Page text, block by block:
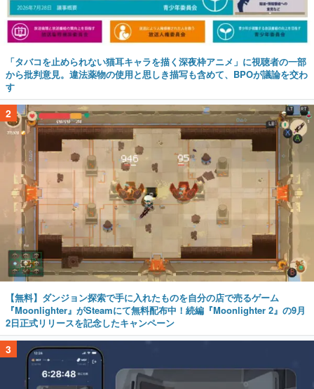
「タバコを止められない猫耳キャラを描く深夜枠アニメ」に視聴者の一部
から批判意見。違法薬物の使用と思しき描写も含めて、BPOが議論を交わ
す
2
【無料】ダンジョン探索で手に入れたものを自分の店で売るゲーム
『Moonlighter』がSteamにて無料配布中！続編『Moonlighter 2』の9月
2日正式リリースを記念したキャンペーン
3